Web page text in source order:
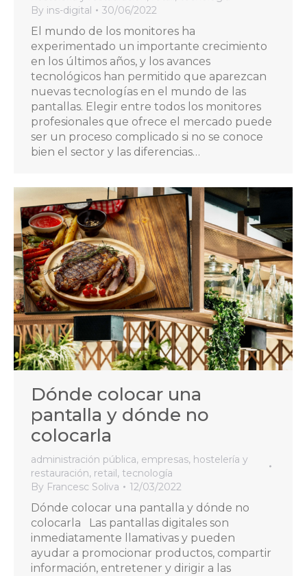
By ins-digital 30/06/2022
El mundo de los monitores ha
experimentado un importante crecimiento
en los últimos años, y los avances
tecnológicos han permitido que aparezcan
nuevas tecnologías en el mundo de las
pantallas. Elegir entre todos los monitores
profesionales que ofrece el mercado puede
ser un proceso complicado si no se conoce
bien el sector y las diferencias…
Dónde colocar una
pantalla y dónde no
colocarla
administración pública, empresas, hostelería y
restauración, retail , tecnología
By Francesc Soliva 12/03/2022
Dónde colocar una pantalla y dónde no
colocarla Las pantallas digitales son
inmediatamente llamativas y pueden
ayudar a promocionar productos, compartir
información, entretener y dirigir a las